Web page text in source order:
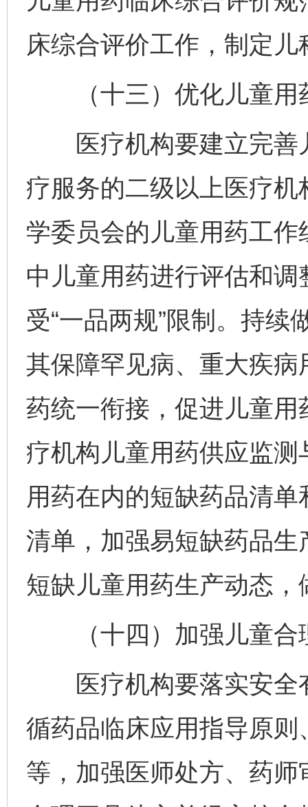
床综合评价工作，制定
（十三）优化儿童用
医疗机构要建立完善
疗服务的二级以上医疗
学委员会的儿童用药工
中儿童用药进行评估和
受“一品两规”限制。持
其保障罕见病、重大疾
药统一衔接，促进儿童
疗机构儿童用药供应监
用药在内的短缺药品清
清单，加强易短缺药品
短缺儿童用药生产动态，
（十四）加强儿童合
医疗机构要落实安全
循药品临床应用指导原
等，加强医师处方、药